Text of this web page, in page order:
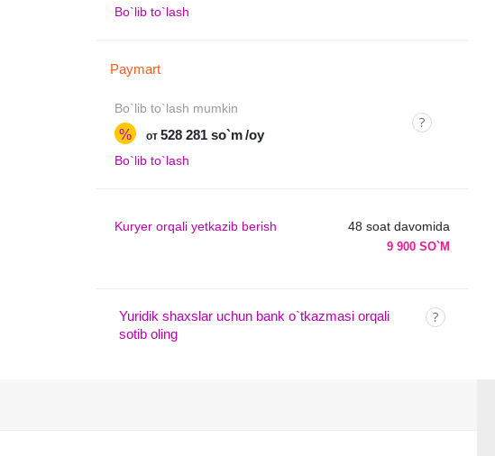
Bo`lib to`lash
Paymart
Bo`lib to`lash mumkin
% от 528 281 so`m /oy
Bo`lib to`lash
Kuryer orqali yetkazib berish 48 soat davomida
9 900 SO`M
Yuridik shaxslar uchun bank o`tkazmasi orqali
sotib oling